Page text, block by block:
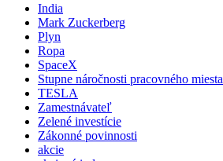
India
Mark Zuckerberg
Plyn
Ropa
SpaceX
Stupne náročnosti pracovného miesta
TESLA
Zamestnávateľ
Zelené investície
Zákonné povinnosti
akcie